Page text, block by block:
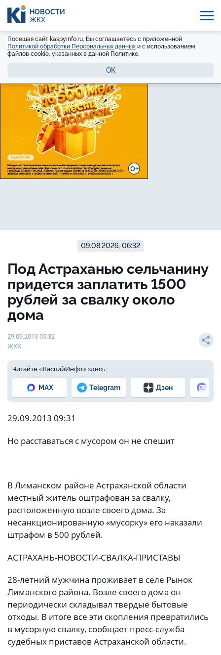
НОВОСТИ
ЖКХ
Посещая сайт kaspyinfo.ru, Вы соглашаетесь с приложенной
Политикой обработки Персональных данных и с использованием
файлов cookie, указанных в данной Политике.
OK
09.08.2026, 06:32
Под Астраханью сельчанину
придется заплатить 1500
рублей за свалку около
дома
29.09.2013 05:32
ЖКХ
Читайте «КаспийИнфо» здесь:
MAX Telegram Дзен
29.09.2013 09:31
Но расставаться с мусором он не спешит
В Лиманском районе Астраханской области
местный житель оштрафован за свалку,
расположенную возле своего дома. За
несанкционированную «мусорку» его наказали
штрафом в 500 рублей.
АСТРАХАНЬ-НОВОСТИ-СВАЛКА-ПРИСТАВЫ
28-летний мужчина проживает в селе Рынок
Лиманского района. Возле своего дома он
периодически складывал твердые бытовые
отходы. В итоге все эти скопления превратились
в мусорную свалку, сообщает пресс-служба
судебных приставов Астраханской области.